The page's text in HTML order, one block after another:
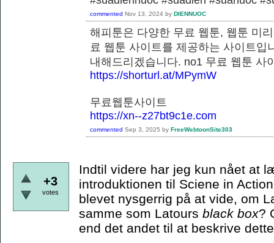
commented Nov 13, 2024 by DIENNUOC
해피툰은 다양한 무료 웹툰, 웹툰 미
료 웹툰 사이트를 제공하는 사이트
내해드리겠습니다. no1 무료 웹
https://shorturl.at/MPymW
무료웹툰사이트
https://xn--z27bt9c1e.com
commented Sep 3, 2025 by FreeWebtoonSite303
+3
votes
Indtil videre har jeg kun nået at
introduktionen til Sciene in
blevet nysgerrig på at vide, om
samme som Latours black box?
end det andet til at beskrive